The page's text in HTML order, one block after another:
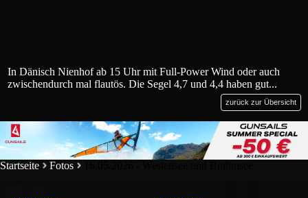
In Dänisch Nienhof ab 15 Uhr mit Full-Power Wind oder auch
zwischendurch mal flautös. Die Segel 4,7 und 4,4 haben gut...
zurück zur Übersicht
Startseite Fotos